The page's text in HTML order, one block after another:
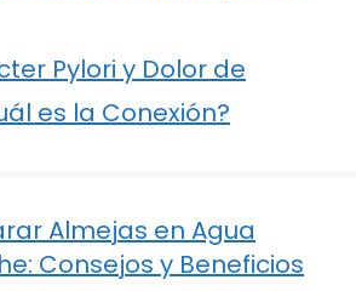
Pylori y Dolor de
es la Conexión?
Almejas en Agua
Consejos y Beneficios